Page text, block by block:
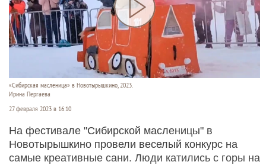
«Сибирская масленица» в Новотырышкино, 2023.
Ирина Пергаева
27 февраля 2023 в 16:10
На фестивале "Сибирской масленицы" в
Новотырышкино провели веселый конкурс на
самые креативные сани. Люди катились с горы на